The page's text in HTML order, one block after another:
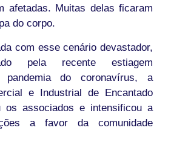
afetadas. Muitas delas ficaram
do corpo.
com esse cenário devastador,
pela recente estiagem
do coronavírus, a
e Industrial de Encantado
os associados e intensificou a
a favor da comunidade